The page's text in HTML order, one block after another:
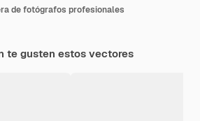
de fotógrafos profesionales
te gusten estos vectores